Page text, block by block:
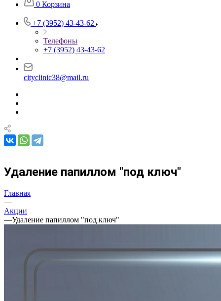
0 Корзина
+7 (3952) 43-43-62
Телефоны
+7 (3952) 43-43-62
cityclinic38@mail.ru
Удаление папиллом "под ключ"
Главная
—
Акции
—Удаление папиллом "под ключ"